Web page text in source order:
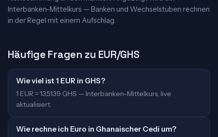
Interbanken-Mittelkurs — Banken und Wechselstuben rechnen
in der Regel mit einem Aufschlag.
Häufige Fragen zu EUR/GHS
Wie viel ist 1 EUR in GHS?
1 EUR = 13,5139 GHS — Interbanken-Mittelkurs, live
aktualisiert.
Wie rechne ich Euro in Ghanaischer Cedi um?